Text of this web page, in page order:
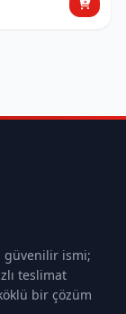
güvenilir ismi;
teslimat
bir çözüm